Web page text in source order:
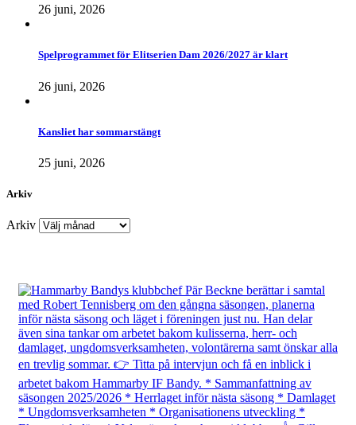
26 juni, 2026
Spelprogrammet för Elitserien Dam 2026/2027 är klart
26 juni, 2026
Kansliet har sommarstängt
25 juni, 2026
Arkiv
Arkiv